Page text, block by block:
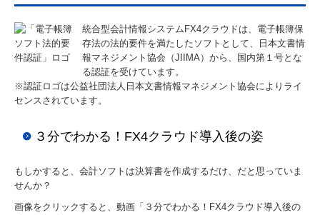
これまで開催したセミナー
関連リンク
リンク集
統合型会計情報システムFX4クラウドは、電子帳簿保
存法の法的要件を満たしたソフトとして、日本文書情
報マネジメント協会（JIIMA）から、国内第１号とな
る認証を受けています。
※認証ロゴは公益社団法人日本文書情報マネジメント協会によりライ
センスされています。
３分でわかる！FX4クラウド導入後の姿
もしかすると、会計ソフトは決算書を作成するだけ、だと思っていま
せんか？
画像をクリックすると、動画「３分でわかる！FX4クラウド導入後の